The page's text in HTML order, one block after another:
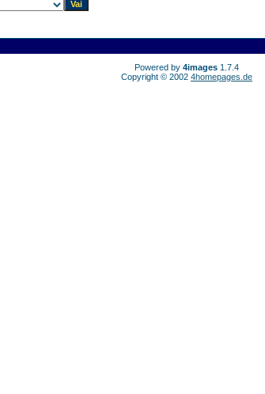
Powered by 4images 1.7.4
Copyright © 2002 4homepages.de